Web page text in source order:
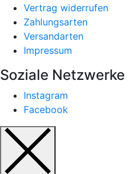
Vertrag widerrufen
Zahlungsarten
Versandarten
Impressum
Soziale Netzwerke
Instagram
Facebook